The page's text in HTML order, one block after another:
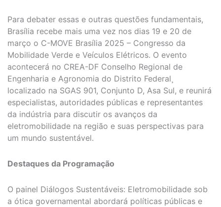
Para debater essas e outras questões fundamentais,
Brasília recebe mais uma vez nos dias 19 e 20 de
março o C-MOVE Brasília 2025 – Congresso da
Mobilidade Verde e Veículos Elétricos. O evento
acontecerá no CREA-DF Conselho Regional de
Engenharia e Agronomia do Distrito Federal¸
localizado na SGAS 901, Conjunto D, Asa Sul, e reunirá
especialistas, autoridades públicas e representantes
da indústria para discutir os avanços da
eletromobilidade na região e suas perspectivas para
um mundo sustentável.
Destaques da Programação
O painel Diálogos Sustentáveis: Eletromobilidade sob
a ótica governamental abordará políticas públicas e